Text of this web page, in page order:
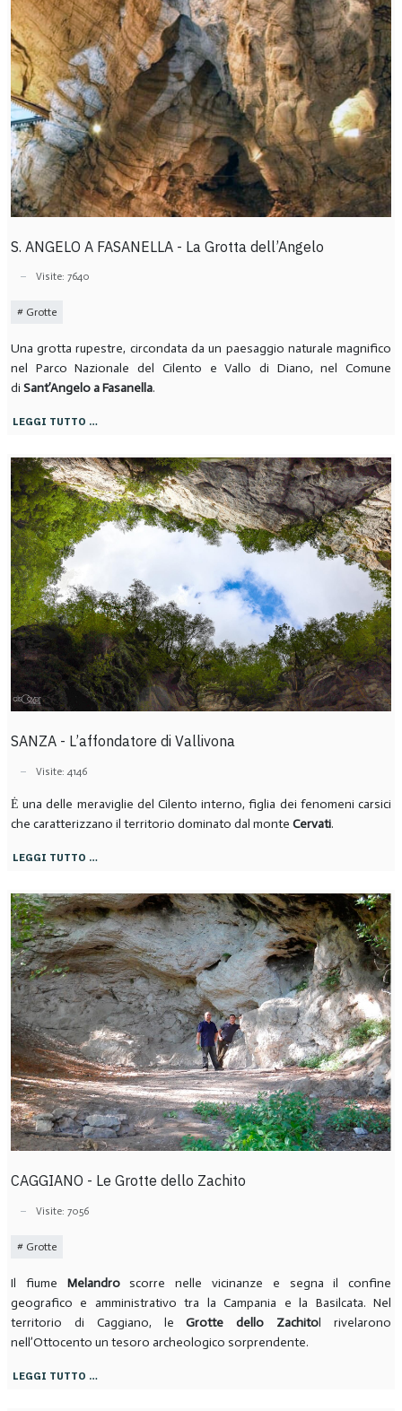
S. ANGELO A FASANELLA - La Grotta dell’Angelo
Visite: 7640
Grotte
Una grotta rupestre, circondata da un paesaggio naturale magnifico
nel Parco Nazionale del Cilento e Vallo di Diano, nel Comune
di Sant’Angelo a Fasanella.
LEGGI TUTTO …
SANZA - L’affondatore di Vallivona
Visite: 4146
Ė una delle meraviglie del Cilento interno, figlia dei fenomeni carsici
che caratterizzano il territorio dominato dal monte Cervati.
LEGGI TUTTO …
CAGGIANO - Le Grotte dello Zachito
Visite: 7056
Grotte
Il fiume Melandroscorre nelle vicinanze e segna il confine
geografico e amministrativo tra la Campania e la Basilcata. Nel
territorio di Caggiano, leGrotte dello Zachitol rivelarono
nell’Ottocento un tesoro archeologico sorprendente.
LEGGI TUTTO …